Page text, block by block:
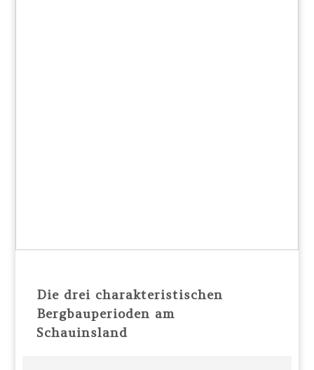
Die drei charakteristischen
Bergbauperioden am
Schauinsland